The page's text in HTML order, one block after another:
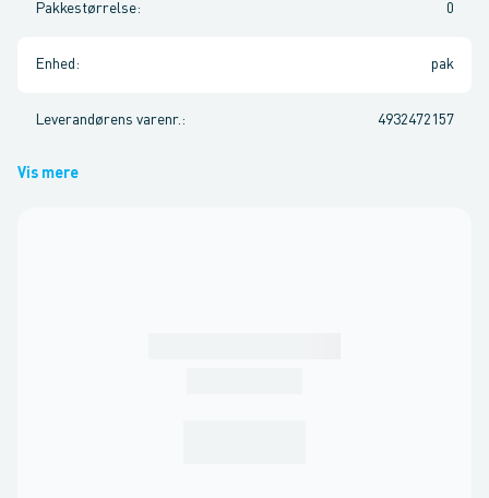
Pakkestørrelse: 0
Enhed : pak
Leverandørens varenr. : 4932472157
Vis mere